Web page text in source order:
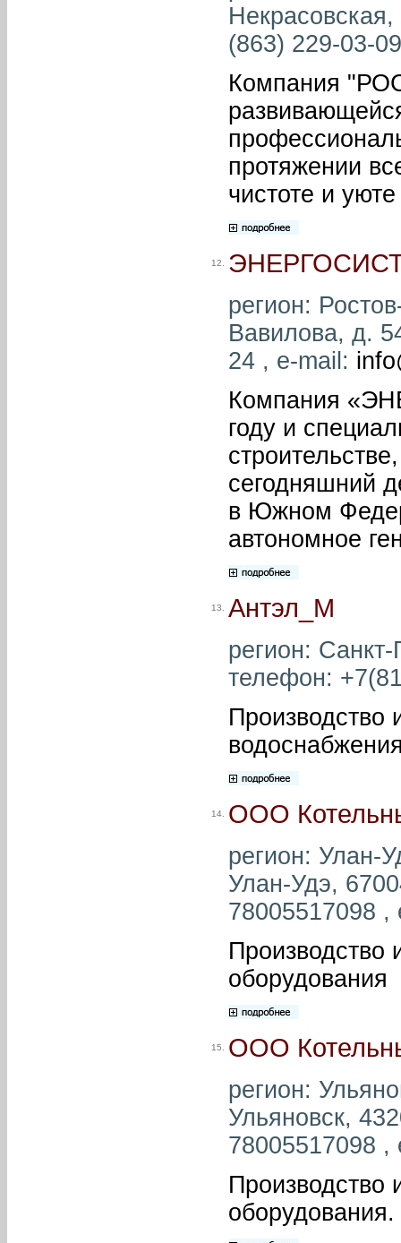
(863) 229-03-
Компания
протяжении
чистоте и
12.
регион:
Вавилова, д.
24 , e-mail:
Компания
году и
сегодняшний
в Южном
автономное
13. Антэл_М
регион:
телефон:
Производство
14. ООО
регион: Улан-
Улан-Удэ,
78005517098
Производство
оборудования
15. ООО
регион:
Ульяновск,
78005517098
Производство
оборудования.